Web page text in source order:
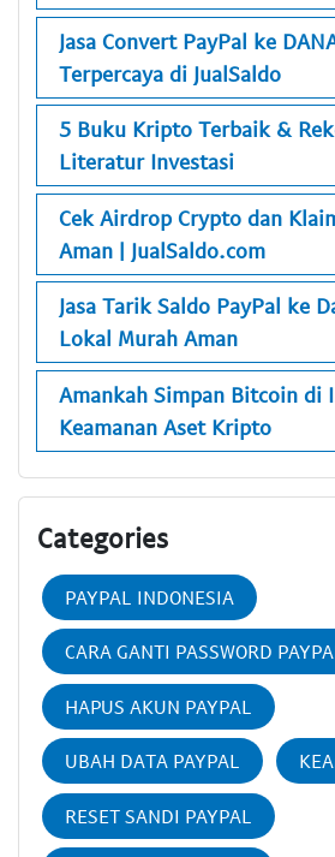
Jasa Convert PayPal ke
Terpercaya di JualSaldo
5 Buku Kripto Terbaik &
Literatur Investasi
Cek Airdrop Crypto dan
Aman | JualSaldo.com
Jasa Tarik Saldo PayPal ke
Lokal Murah Aman
Amankah Simpan Bitcoin di
Keamanan Aset Kripto
Categories
PAYPAL INDONESIA
CARA GANTI PASSWORD
HAPUS AKUN PAYPAL
UBAH DATA PAYPAL
RESET SANDI PAYPAL